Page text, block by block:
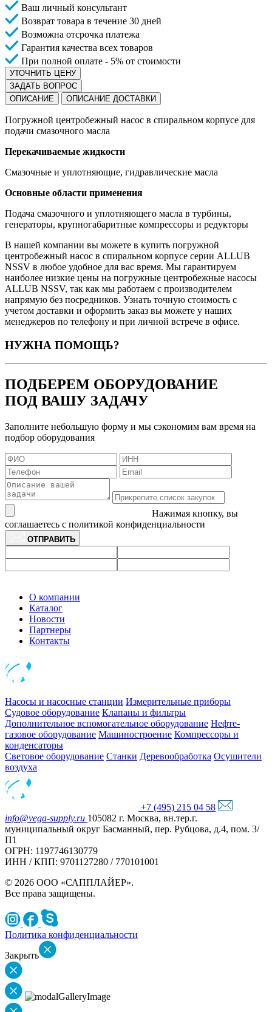
Ваш личный консультант
Возврат товара в течение 30 дней
Возможна отсрочка платежа
Гарантия качества всех товаров
При полной оплате - 5% от стоимости
УТОЧНИТЬ ЦЕНУ
ЗАДАТЬ ВОПРОС
ОПИСАНИЕ
ОПИСАНИЕ ДОСТАВКИ
Погружной центробежный насос в спиральном корпусе для
подачи смазочного масла
Перекачиваемые жидкости
Смазочные и уплотняющие, гидравлические масла
Основные области применения
Подача смазочного и уплотняющего масла в турбины,
генераторы, крупногабаритные компрессоры и редукторы
В нашей компании вы можете в купить погружной
центробежный насос в спиральном корпусе серии ALLUB
NSSV в любое удобное для вас время. Мы гарантируем
наиболее низкие цены на погружные центробежные насосы
ALLUB NSSV, так как мы работаем с производителем
напрямую без посредников. Узнать точную стоимость с
учетом доставки и оформить заказ вы можете у наших
менеджеров по телефону и при личной встрече в офисе.
НУЖНА ПОМОЩЬ?
ПОДБЕРЕМ ОБОРУДОВАНИЕ
ПОД ВАШУ ЗАДАЧУ
Заполните небольшую форму и мы сэкономим вам время на
подбор оборудования
Нажимая кнопку, вы
соглашаетесь с политикой конфиденциальности
ОТПРАВИТЬ
О компании
Каталог
Новости
Партнеры
Контакты
Насосы и насосные станции Измерительные приборы
Судовое оборудование Клапаны и фильтры
Дополнительное вспомогательное оборудование Нефте-
газовое оборудование Машиностроение Компрессоры и
конденсаторы
Световое оборудование Станки Деревообработка Осушители
воздуха
+7 (495) 215 04 58
info@vega-supply.ru 105082 г. Москва, вн.тер.г.
муниципальный округ Басманный, пер. Рубцова, д.4, пом. 3/
П1
ОГРН: 1197746130779
ИНН / КПП: 9701127280 / 770101001
© 2026 ООО «САППЛАЙЕР».
Все права защищены.
Политика конфиденциальности
Закрыть